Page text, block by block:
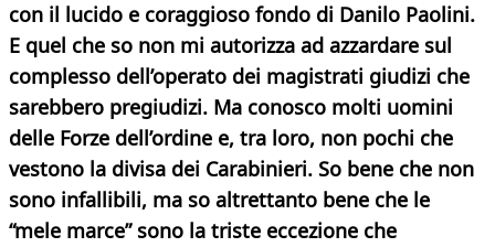
con il lucido e coraggioso fondo di Danilo Paolini.
E quel che so non mi autorizza ad azzardare sul
complesso dell’operato dei magistrati giudizi che
sarebbero pregiudizi. Ma conosco molti uomini
delle Forze dell’ordine e, tra loro, non pochi che
vestono la divisa dei Carabinieri. So bene che non
sono infallibili, ma so altrettanto bene che le
“mele marce” sono la triste eccezione che